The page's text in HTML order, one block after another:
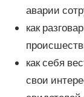
аварии
как
как себя
свои